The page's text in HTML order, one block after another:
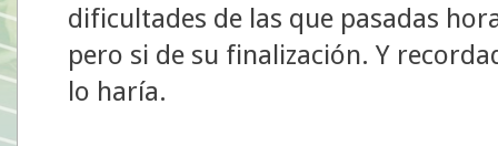
dificultades de las que pasadas
pero si de su finalización. Y
lo haría.